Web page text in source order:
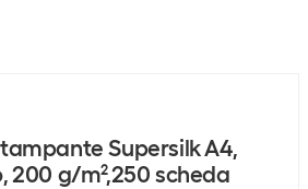
Supersilk A4,
200 g/m²,250 scheda